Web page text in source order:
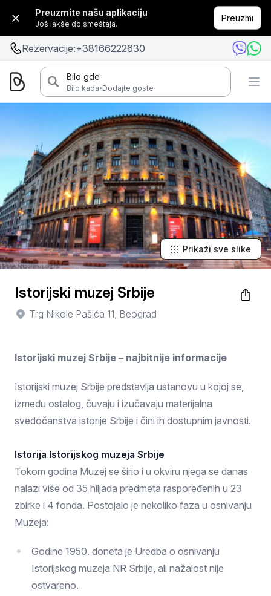
Preuzmite našu aplikaciju
Još lakše do smeštaja.
Preuzmi
Rezervacije:+38166222630
Bilo gde
Bilo kada·Dodajte goste
Prikaži sve slike
Istorijski muzej Srbije
Trg Nikole Pašića 11, Beograd
Istorijski muzej Srbije – najbitnije informacije
Istorijski muzej Srbije predstavlja ustanovu u kojoj se,
između ostalog, čuvaju i izučavaju materijalna
svedočanstva istorije Srbije i čini ih dostupnim javnosti.
Istorija Istorijskog muzeja Srbije
Tokom godina Muzej se širio i u okviru njega se danas
nalazi više od 35 hiljada predmeta raspoređenih u 23
zbirke i 4 fonda. Postojalo je nekoliko faza u osnivanju
Muzeja:
Godine 1950. doneta je Uredba o osnivanju
Istorijskog muzeja NR Srbije, ali nažalost nije
ostvareno.